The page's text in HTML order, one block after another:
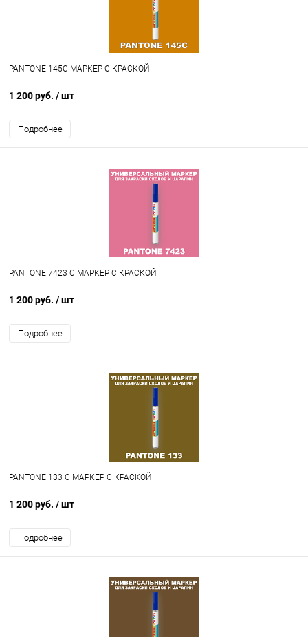
PANTONE 145C МАРКЕР С КРАСКОЙ
1 200 руб. / шт
Подробнее
PANTONE 7423 C МАРКЕР С КРАСКОЙ
1 200 руб. / шт
Подробнее
PANTONE 133 C МАРКЕР С КРАСКОЙ
1 200 руб. / шт
Подробнее